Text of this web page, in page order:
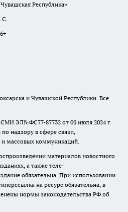
Республика»
и Чувашской Республики. Все
СМИ ЭЛ№ФС77-87732 от 09 июля 2024 г.
надзору в сфере связи,
массовых коммуникаций.
материалов новостного
а также теле-
обязательна. При использовании
на ресурс обязательна, в
нормы законодательства РФ об